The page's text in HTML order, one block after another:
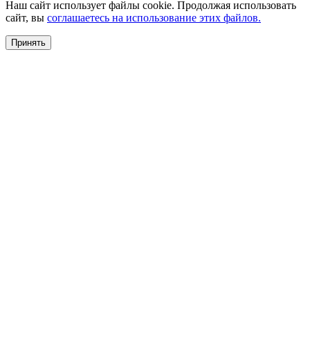
Наш сайт использует файлы cookie. Продолжая использовать
сайт, вы соглашаетесь на использование этих файлов.
Принять